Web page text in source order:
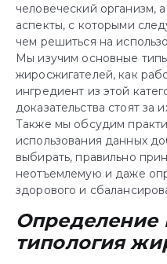
человеческий организм,
аспекты, с которыми
чем решиться на
Мы изучим основные
жиросжигателей, как
ингредиент из этой
доказательства стоят
Также мы обсудим
использования данных
выбирать, правильно
неотъемлемую и даже
здорового и
Определение
типология